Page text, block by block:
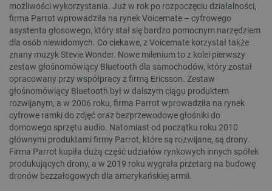
możliwości wykorzystania. Już w rok po rozpoczęciu działalności,
firma Parrot wprowadziła na rynek Voicemate – cyfrowego
asystenta głosowego, który stał się bardzo pomocnym narzędziem
dla osób niewidomych. Co ciekawe, z Voicemate korzystał także
znany muzyk Stevie Wonder. Nowe milenium to z kolei pierwszy
zestaw głośnomówiący Bluetooth dla samochodów, który został
opracowany przy współpracy z firmą Ericsson. Zestaw
głośnomówiący Bluetooth był w dalszym ciągu produktem
rozwijanym, a w 2006 roku, firma Parrot wprowadziła na rynek
cyfrowe ramki do zdjęć oraz bezprzewodowe głośniki do
domowego sprzętu audio. Natomiast od początku roku 2010
głównymi produktami firmy Parrot, które są rozwijane, są drony.
Firma Parrot kupiła dużą część udziałów rynkowych innych spółek
produkujących drony, a w 2019 roku wygrała przetarg na budowę
dronów bezzałogowych dla amerykańskiej armii.